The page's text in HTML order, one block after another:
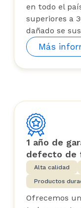
en todo el
superiores a
dañado se
Más
1 año de
defecto de
Alta calidad
Productos
Ofrecemos